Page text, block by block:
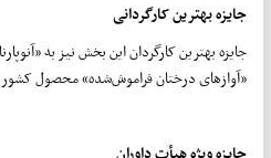
جایزه بهترین کارگردانی
جایزه بهترین کارگردان این بخش نیز به
«آوازهای درختان فراموش‌شده» محصول کشور